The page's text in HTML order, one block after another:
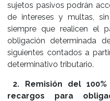
sujetos pasivos podrán
de intereses y multas,
siempre que realicen el
obligación determinada
siguientes contados a
determinativo tributario.
2. Remisión del
recargos para